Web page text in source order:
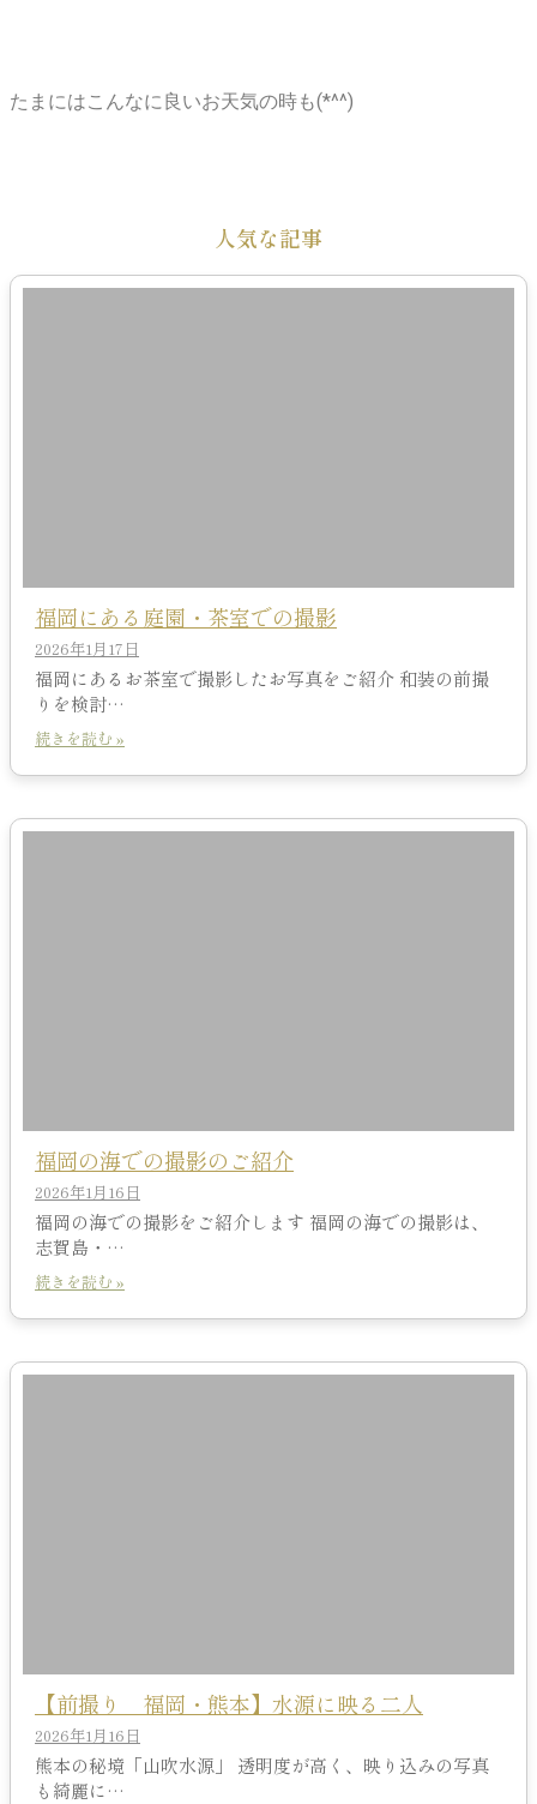
たまにはこんなに良いお天気の時も(*^^)
人気な記事
福岡にある庭園・茶室での撮影
2026年1月17日
福岡にあるお茶室で撮影したお写真をご紹介 和装の前撮
りを検討…
続きを読む »
福岡の海での撮影のご紹介
2026年1月16日
福岡の海での撮影をご紹介します 福岡の海での撮影は、
志賀島・…
続きを読む »
【前撮り 福岡・熊本】水源に映る二人
2026年1月16日
熊本の秘境「山吹水源」 透明度が高く、映り込みの写真
も綺麗に…